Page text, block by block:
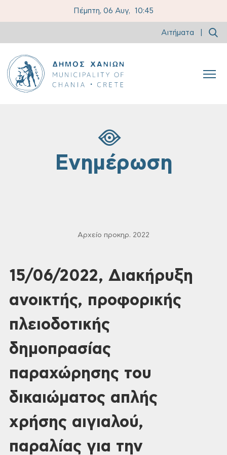
Πέμπτη, 06 Αυγ, 10:45
Αιτήματα
Ενημέρωση
Αρχείο προκηρ. 2022
15/06/2022, Διακήρυξη
ανοικτής, προφορικής
πλειοδοτικής
δημοπρασίας
παραχώρησης του
δικαιώματος απλής
χρήσης αιγιαλού,
παραλίας για την